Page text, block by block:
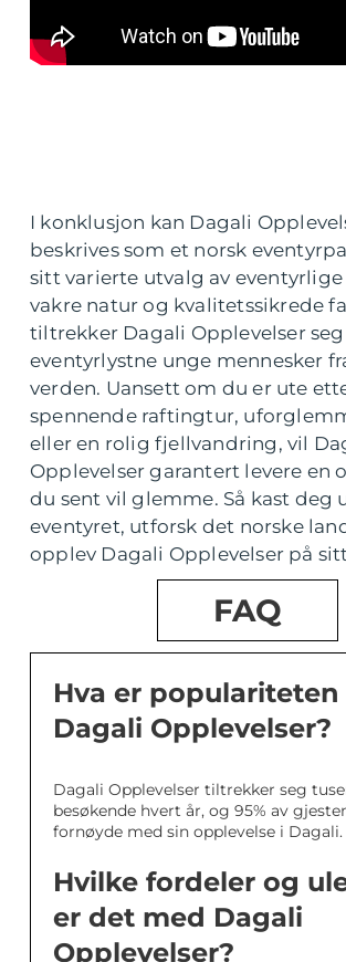
I konklusjon kan Dagali
beskrives som et norsk
sitt varierte utvalg av
vakre natur og kvalitetssikrede
tiltrekker Dagali Opplevelser seg
eventyrlystne unge mennesker
verden. Uansett om du er ute
spennende raftingtur,
eller en rolig fjellvandring, vil
Opplevelser garantert levere en
du sent vil glemme. Så kast deg
eventyret, utforsk det norske
opplev Dagali Opplevelser på
FAQ
Hva er
Dagali Opplevelser?
Dagali Opplevelser tiltrekker seg
besøkende hvert år, og 95% av
fornøyde med sin opplevelse i Dagali.
Hvilke fordeler og
er det med Dagali
Opplevelser?